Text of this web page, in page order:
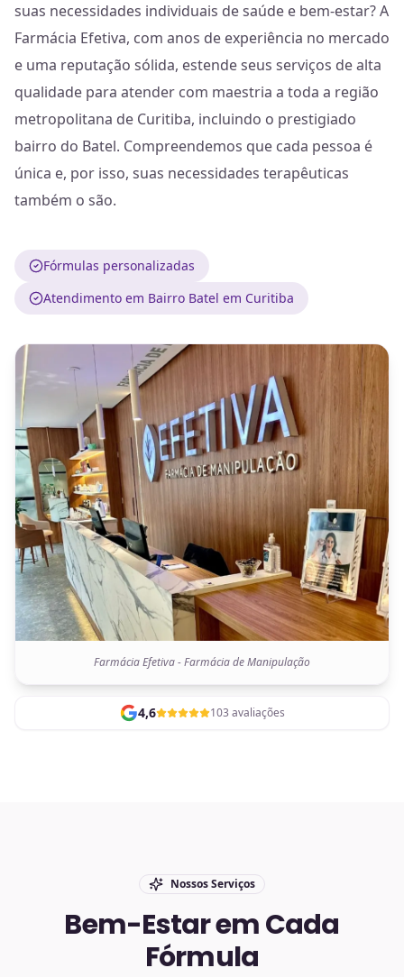
suas necessidades individuais de saúde e bem-estar? A
Farmácia Efetiva, com anos de experiência no mercado
e uma reputação sólida, estende seus serviços de alta
qualidade para atender com maestria a toda a região
metropolitana de Curitiba, incluindo o prestigiado
bairro do Batel. Compreendemos que cada pessoa é
única e, por isso, suas necessidades terapêuticas
também o são.
Fórmulas personalizadas
Atendimento em Bairro Batel em Curitiba
Farmácia Efetiva - Farmácia de Manipulação
4,6 103 avaliações
Nossos Serviços
Bem-Estar em Cada
Fórmula